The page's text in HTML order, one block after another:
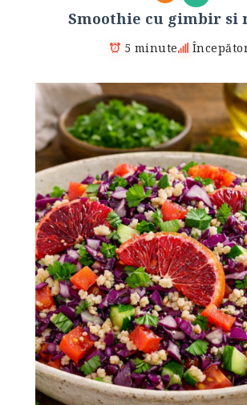
Smoothie cu gimbir si
5 minute